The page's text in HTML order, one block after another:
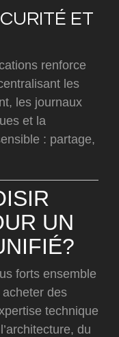
ET
renforce
les
les journaux
et la
: partage,
UN
forts ensemble
des
technique
du